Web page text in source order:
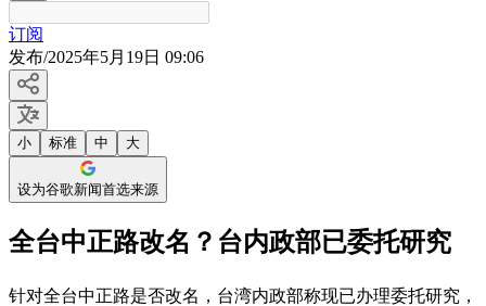
订阅
发布/2025年5月19日 09:06
小 标准 中 大
设为谷歌新闻首选来源
全台中正路改名？台内政部已委托研究
针对全台中正路是否改名，台湾内政部称现已办理委托研究，